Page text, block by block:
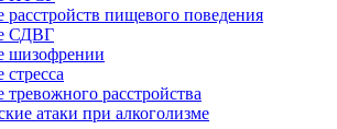
расстройств пищевого поведения
СДВГ
шизофрении
тревожного расстройства
атаки при алкоголизме